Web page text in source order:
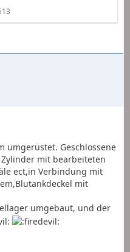
umgerüstet. Geschlossene
mit bearbeiteten
ect,in Verbindung mit
mit
umgebaut, und der